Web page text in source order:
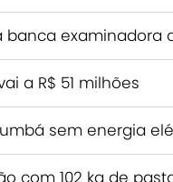
examinadora
a R$ 51 milhões
sem energia
com 102 kg de